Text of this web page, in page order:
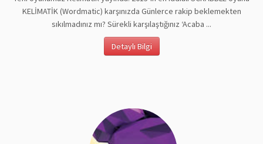
KELİMATİK (Wordmatic) karşınızda Günlerce rakip beklemekten
sıkılmadınız mı? Sürekli karşılaştığınız ‘Acaba ...
Detaylı Bilgi